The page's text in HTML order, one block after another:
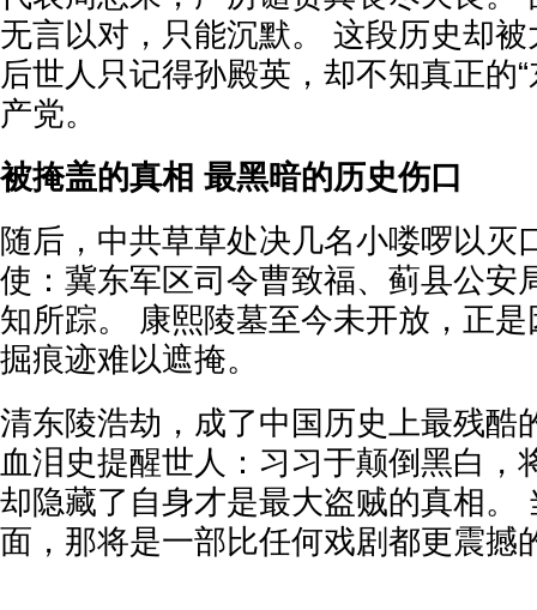
无言以对，只能沉默。 这段历史却
后世人只记得孙殿英，却不知真正的
产党。
被掩盖的真相 最黑暗的历史伤口
随后，中共草草处决几名小喽啰以灭
使：冀东军区司令曹致福、蓟县公安
知所踪。 康熙陵墓至今未开放，正
掘痕迹难以遮掩。
清东陵浩劫，成了中国历史上最残酷
血泪史提醒世人：习习于颠倒黑白，
却隐藏了自身才是最大盗贼的真相。
面，那将是一部比任何戏剧都更震撼